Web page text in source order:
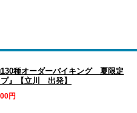
130種オーダーバイキング 夏限定
』【立川 出発】
円